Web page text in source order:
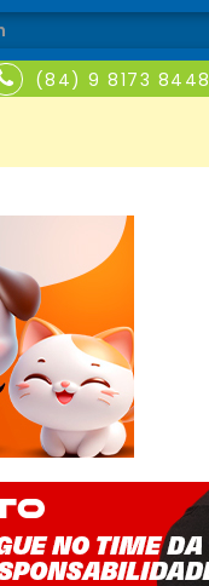
(84) 9 8173 8448